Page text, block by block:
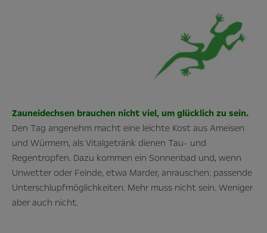
Zauneidechsen brauchen nicht viel, um glücklich zu sein.
Den Tag angenehm macht eine leichte Kost aus Ameisen
und Würmern, als Vitalgetränk dienen Tau- und
Regentropfen. Dazu kommen ein Sonnenbad und, wenn
Unwetter oder Feinde, etwa Marder, anrauschen: passende
Unterschlupfmöglichkeiten. Mehr muss nicht sein. Weniger
aber auch nicht.